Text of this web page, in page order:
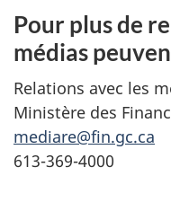
Pour plus de
médias
Relations avec les
Ministère des
mediare@fin.gc.ca
613-369-4000